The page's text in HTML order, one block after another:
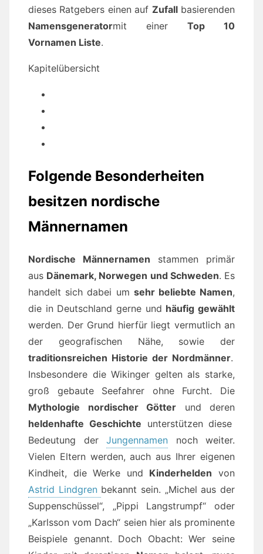
dieses Ratgebers einen auf Zufallbasierenden
Namensgeneratormit einer Top 10
Vornamen Liste.
Kapitelübersicht
Folgende Besonderheiten
besitzen nordische
Männernamen
Nordische Männernamen stammen primär
aus Dänemark, Norwegen und Schweden. Es
handelt sich dabei um sehr beliebte Namen,
die in Deutschland gerne und häufig gewählt
werden. Der Grund hierfür liegt vermutlich an
der geografischen Nähe, sowie der
traditionsreichen Historie der Nordmänner.
Insbesondere die Wikinger gelten als starke,
groß gebaute Seefahrer ohne Furcht. Die
Mythologie nordischer Götter und deren
heldenhafte Geschichte unterstützen diese
Bedeutung der Jungennamen noch weiter.
Vielen Eltern werden, auch aus Ihrer eigenen
Kindheit, die Werke und Kinderhelden von
Astrid Lindgren bekannt sein. „Michel aus der
Suppenschüssel“, „Pippi Langstrumpf“ oder
„Karlsson vom Dach“ seien hier als prominente
Beispiele genannt. Doch Obacht: Wer seine